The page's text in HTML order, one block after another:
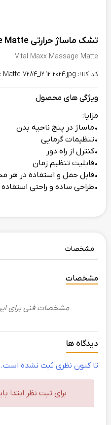
تشک ماساژ حرارتی Vital Maxx Massage Matte
Vital Maxx Massage Matte
کد کالا: Vital Maxx Massage Matte-7284_12-12-2024.jpg
ویژگی های محصول
مزایا:
•ماساژ در پنج ناحیه بدن
•تنظیمات گرمایی
•کنترل از راه دور
•قابلیت تنظیم زمان
•قابل حمل و استفاده در هر
•طراحی ساده و راحتی استفاده
مشخصات
مشخصات
مشخصات فنی برای
دیدگاه ها
تا کنون نظری ثبت نشده است.
برای ثبت نظر ابتدا